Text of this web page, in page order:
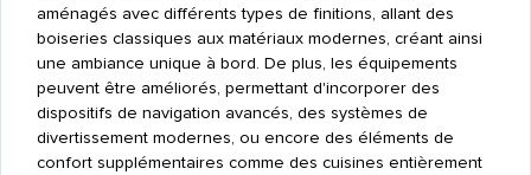
aménagés avec différents types de finitions, allant des
boiseries classiques aux matériaux modernes, créant ainsi
une ambiance unique à bord. De plus, les équipements
peuvent être améliorés, permettant d'incorporer des
dispositifs de navigation avancés, des systèmes de
divertissement modernes, ou encore des éléments de
confort supplémentaires comme des cuisines entièrement